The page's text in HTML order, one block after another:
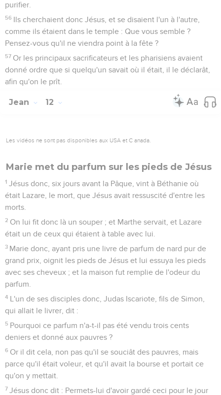
purifier.
56 Ils cherchaient donc Jésus, et se disaient l'un à l'autre,
comme ils étaient dans le temple : Que vous semble ?
Pensez-vous qu'il ne viendra point à la fête ?
57 Or les principaux sacrificateurs et les pharisiens avaient
donné ordre que si quelqu'un savait où il était, il le déclarât,
afin qu'on le prît.
Jean 12
Les vidéos ne sont pas disponibles aux USA et C anada.
Marie met du parfum sur les pieds de Jésus
1 Jésus donc, six jours avant la Pâque, vint à Béthanie où
était Lazare, le mort, que Jésus avait ressuscité d'entre les
morts.
2 On lui fit donc là un souper ; et Marthe servait, et Lazare
était un de ceux qui étaient à table avec lui.
3 Marie donc, ayant pris une livre de parfum de nard pur de
grand prix, oignit les pieds de Jésus et lui essuya les pieds
avec ses cheveux ; et la maison fut remplie de l'odeur du
parfum.
4 L'un de ses disciples donc, Judas Iscariote, fils de Simon,
qui allait le livrer, dit :
5 Pourquoi ce parfum n'a-t-il pas été vendu trois cents
deniers et donné aux pauvres ?
6 Or il dit cela, non pas qu'il se souciât des pauvres, mais
parce qu'il était voleur, et qu'il avait la bourse et portait ce
qu'on y mettait.
7 Jésus donc dit : Permets-lui d'avoir gardé ceci pour le jour